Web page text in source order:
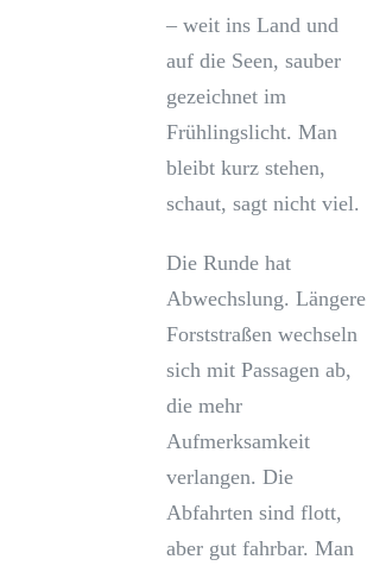
– weit ins Land und
auf die Seen, sauber
gezeichnet im
Frühlingslicht. Man
bleibt kurz stehen,
schaut, sagt nicht viel.
Die Runde hat
Abwechslung. Längere
Forststraßen wechseln
sich mit Passagen ab,
die mehr
Aufmerksamkeit
verlangen. Die
Abfahrten sind flott,
aber gut fahrbar. Man